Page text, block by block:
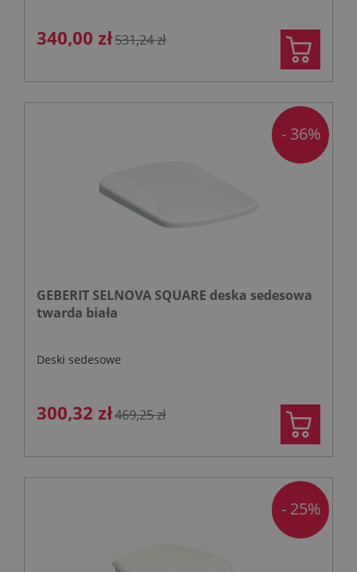
340,00 zł531,24 zł
GEBERIT SELNOVA SQUARE deska sedesowa
twarda biała
Deski sedesowe
300,32 zł469,25 zł
- 36%
- 25%